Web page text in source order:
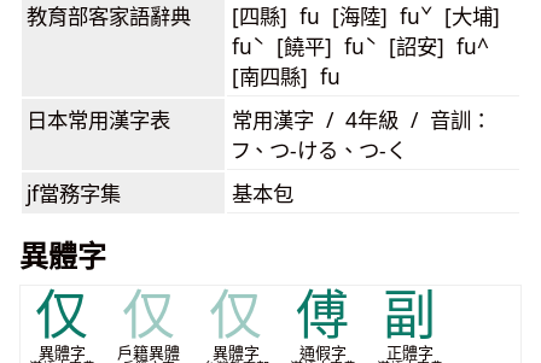
教育部客家語辭典
[四縣] fu [海陸] fuˇ [大埔]
fuˋ [饒平] fuˋ [詔安] fu^
[南四縣] fu
日本常用漢字表
常用漢字 / 4年級 / 音訓：
フ、つ-ける、つ-く
jf當務字集 基本包
異體字
仅
異體字
仅
戶籍異體
仅
異體字
傅
通假字
副
正體字